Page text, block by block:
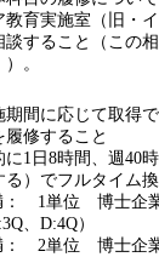
教育実施室（旧・
すること（この
。
間に応じて取得
修すること
1日8時間、週40
）でフルタイム
： 1単位 博士企
、D:4Q）
： 2単位 博士企